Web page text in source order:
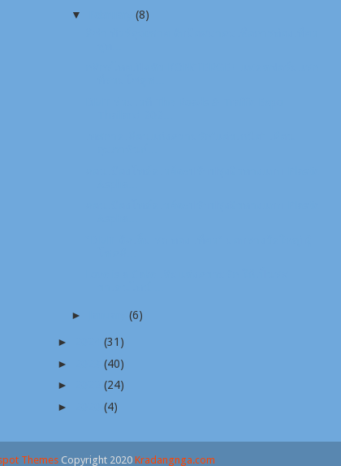
▼
(8)
► (6)
► 2024(31)
►
2023(40)
►
2022(24)
►
2020(4)
Themes Copyright 2020 Kradangnga.com